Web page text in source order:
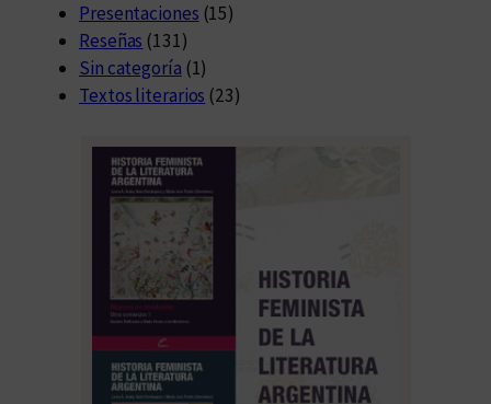
Presentaciones (15)
Reseñas (131)
Sin categoría (1)
Textos literarios (23)